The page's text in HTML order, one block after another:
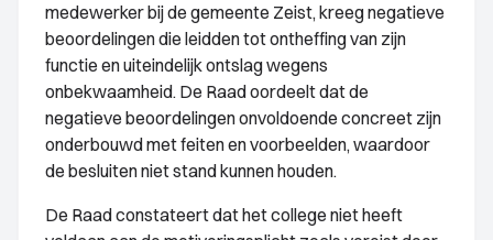
medewerker bij de gemeente Zeist, kreeg negatieve
beoordelingen die leidden tot ontheffing van zijn
functie en uiteindelijk ontslag wegens
onbekwaamheid. De Raad oordeelt dat de
negatieve beoordelingen onvoldoende concreet zijn
onderbouwd met feiten en voorbeelden, waardoor
de besluiten niet stand kunnen houden.
De Raad constateert dat het college niet heeft